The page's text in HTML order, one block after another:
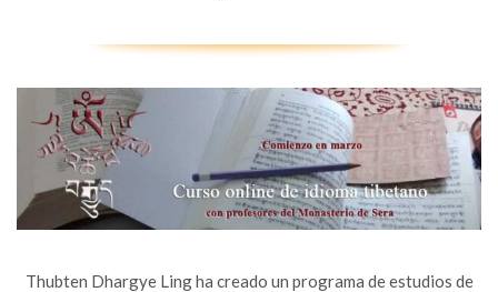
Thubten Dhargye Ling ha creado un programa de estudios de